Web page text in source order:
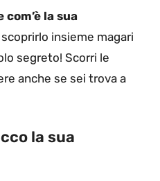
la sua
insieme magari
segreto! Scorri le
anche se sei trova a
la sua